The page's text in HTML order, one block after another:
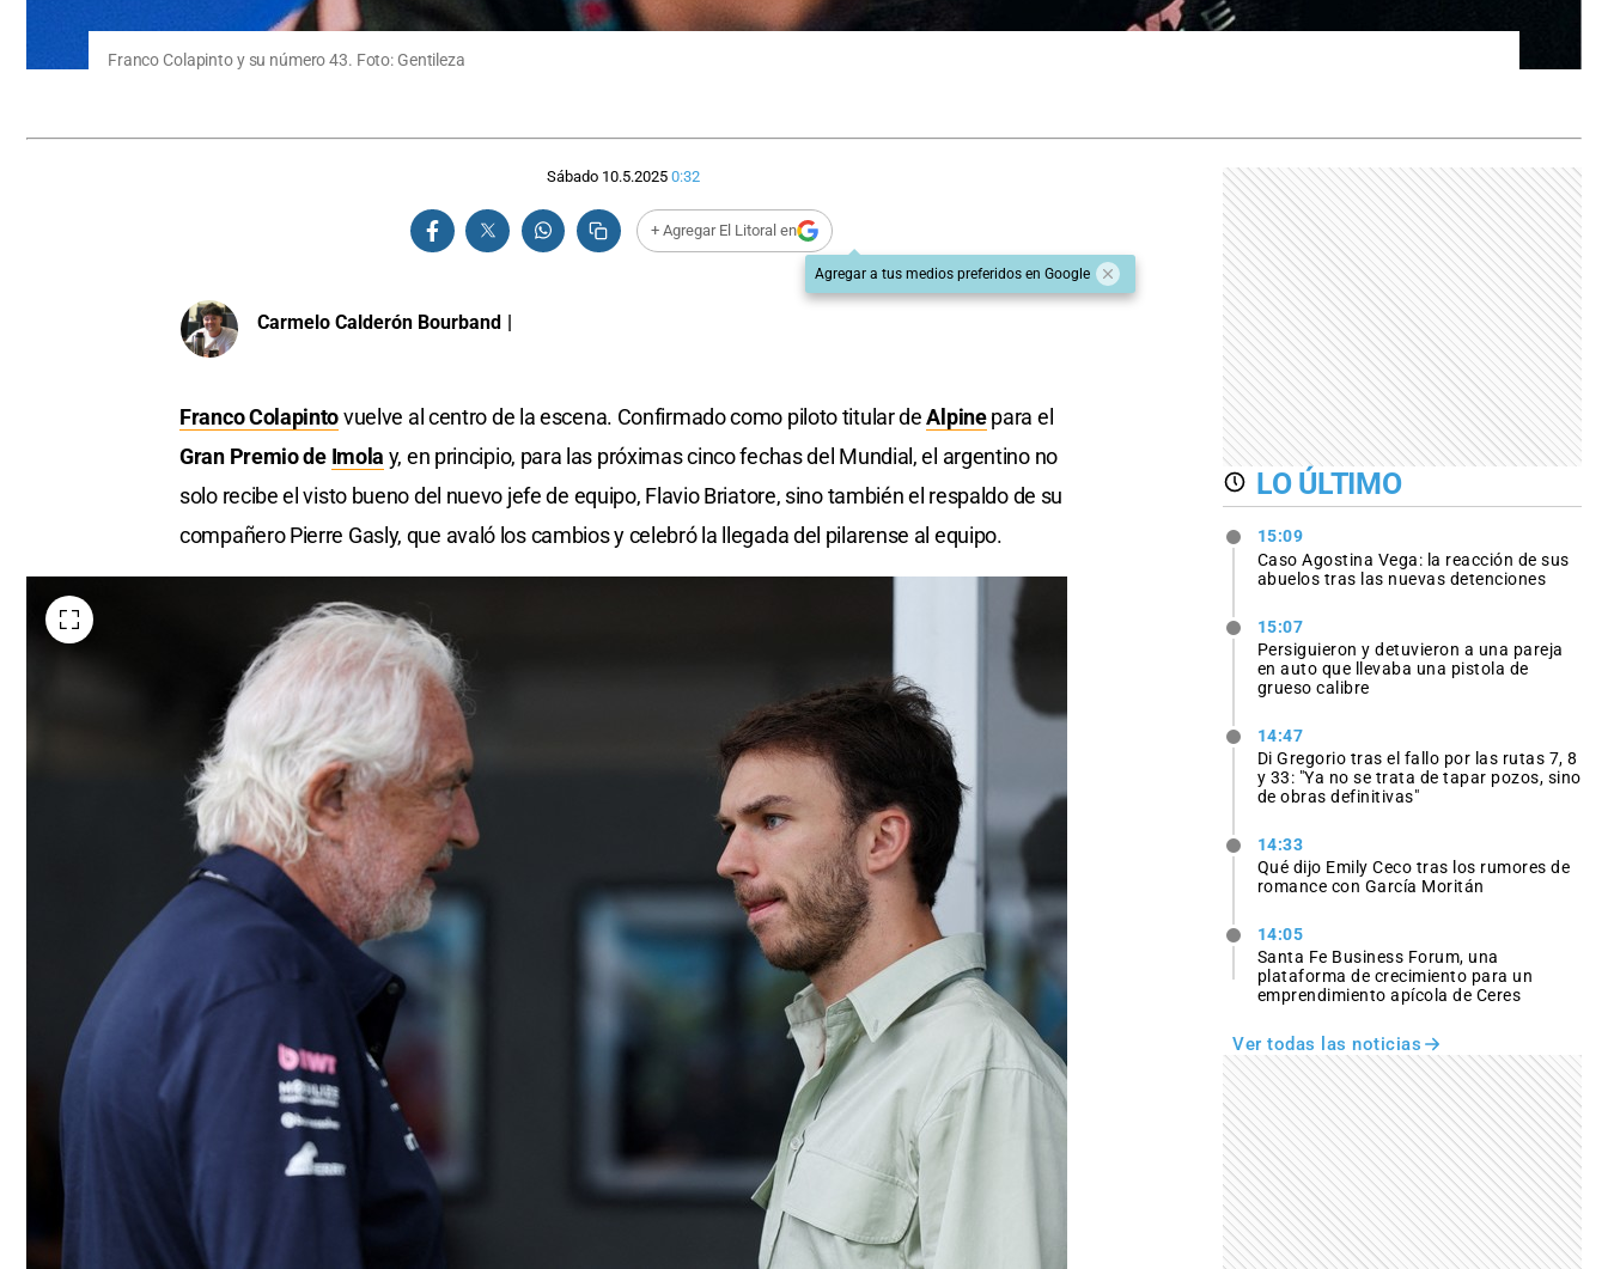
Franco Colapinto y su número 43. Foto: Gentileza
Sábado 10.5.2025 0:32
+ Agregar El Litoral en
Agregar a tus medios preferidos en Google
Carmelo Calderón Bourband |
Franco Colapintovuelve al centro de la escena. Confirmado como piloto titular deAlpinepara el
Gran Premio de Imola y, en principio, para las próximas cinco fechas del Mundial, el argentino no
solo recibe el visto bueno del nuevo jefe de equipo, Flavio Briatore, sino también el respaldo de su
compañero Pierre Gasly, que avaló los cambios y celebró la llegada del pilarense al equipo.
LO ÚLTIMO
15:09
Caso Agostina Vega: la reacción de sus
abuelos tras las nuevas detenciones
15:07
Persiguieron y detuvieron a una pareja
en auto que llevaba una pistola de
grueso calibre
14:47
Di Gregorio tras el fallo por las rutas 7, 8
y 33: "Ya no se trata de tapar pozos, sino
de obras definitivas"
14:33
Qué dijo Emily Ceco tras los rumores de
romance con García Moritán
14:05
Santa Fe Business Forum, una
plataforma de crecimiento para un
emprendimiento apícola de Ceres
Ver todas las noticias